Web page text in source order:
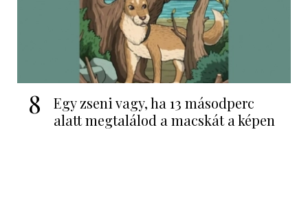
8
Egy zseni vagy, ha 13 másodperc
alatt megtalálod a macskát a képen